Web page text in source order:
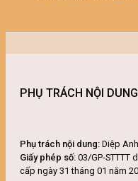
PHỤ TRÁCH NỘI DUNG
Phụ trách nội dung: Diệp Anh
Giấy phép số: 03/GP-STTTT
cấp ngày 31 tháng 01 năm